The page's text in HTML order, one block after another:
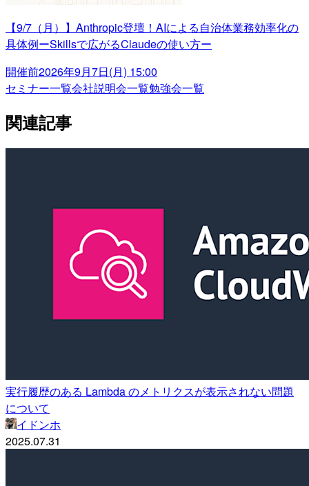
【9/7（月）】Anthropic登壇！AIによる自治体業務効率化の
具体例ーSkillsで広がるClaudeの使い方ー
開催前2026年9月7日(月) 15:00
セミナー一覧会社説明会一覧勉強会一覧
関連記事
実行履歴のある Lambda のメトリクスが表示されない問題
について
イドンホ
2025.07.31